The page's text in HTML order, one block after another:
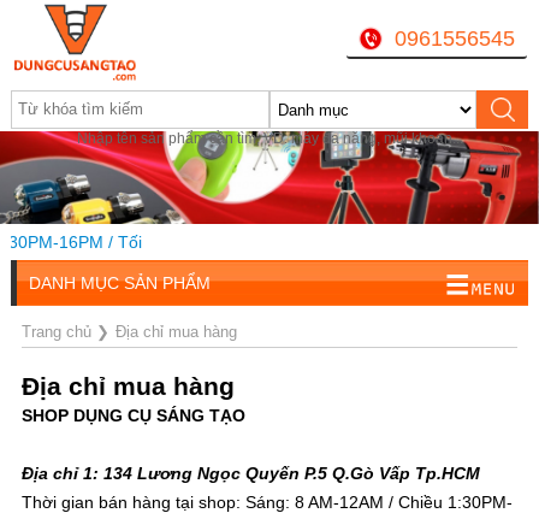
Nhập tên sản phẩm cần tìm, VD: máy đa năng, mũi khoan...
0961556545
16PM / Tối
DANH MỤC SẢN PHẨM
Trang chủ❯ Địa chỉ mua hàng
Địa chỉ mua hàng
SHOP DỤNG CỤ SÁNG TẠO
Địa chỉ 1: 134 Lương Ngọc Quyến P.5 Q.Gò Vấp Tp.HCM
Thời gian bán hàng tại shop: Sáng: 8 AM-12AM / Chiều 1:30PM-